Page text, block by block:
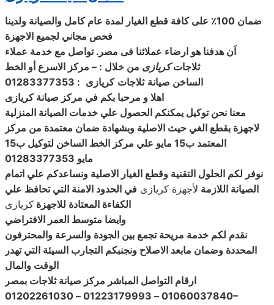
ضمان 100٪ على كافة قطع الغيار لمدة عام كامل والصيانة ولدينا
فحص مجاني لجميع الاجهزة
اَن هدفنا هو ارضاء عملائنا فى مصر. تواصل مع خدمة عملاء
ثلاجات كريازى من خلال : – مركز الاسرع أو الخط
الساخن صيانة ثلاجات كريازى : 01283377353
اهلا و مرحبا بكم في مركز صيانة كريازى
معنا نحن توكيل يمكنكم الحصول علي خدمات الصيانة المنزلية
لاجهزة بقطع الغي حيث الاصلية وبشهادة ضمان معتمدة من مركز
المعتمد ب15 مايو
علي مركز الخط الساخن لتوكيل ب15
مايو
نوفر لكم الحلول التقنية وقطع الغيار الاصلية ونساعدكم علي اتمام
الصيانة اللازمة لأجهزة كريازى في الحدود الامنة التي تحافظ علي
الكفاءة المعتادة للاجهزة كريازى
وايضا متوسط العمر الافتراضي
نقدم لكم خدمة مريحة تجمع بين الجودة والسرعة والمحترفون
المحددة وضمان مابعد الاصلاح ونجنبكم التجارب السيئة التي تهدر
الوقت والمال
ارقام التواصل المباشر مركز صيانة ثلاجات بمصر
01060037840 – 01223179993 – 01202261030–